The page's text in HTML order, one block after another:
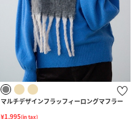
マルチデザインフラッフィーロングマフラー
¥1,995(in tax)